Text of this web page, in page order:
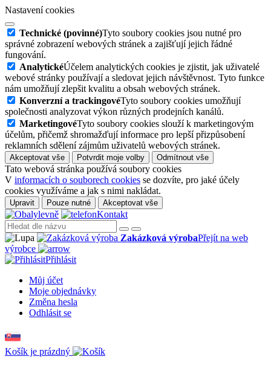
Nastavení cookies
Technické (povinné)Tyto soubory cookies jsou nutné pro
správné zobrazení webových stránek a zajišťují jejich řádné
fungování.
AnalytickéÚčelem analytických cookies je zjistit, jak uživatelé
webové stránky používají a sledovat jejich návštěvnost. Tyto funkce
nám umožňují zlepšit kvalitu a obsah webových stránek.
Konverzní a trackingovéTyto soubory cookies umožňují
společnosti analyzovat výkon různých prodejních kanálů.
MarketingovéTyto soubory cookies slouží k marketingovým
účelům, přičemž shromažďují informace pro lepší přizpůsobení
reklamních sdělení zájmům uživatelů webových stránek.
Akceptovat vše Potvrdit moje volby Odmítnout vše
Tato webová stránka používá soubory cookies
V informacích o souborech cookies se dozvíte, pro jaké účely
cookies využíváme a jak s nimi nakládat.
Upravit Pouze nutné Akceptovat vše
Kontakt
Zakázková výrobaPřejít na web
výrobce
Přihlásit
Můj účet
Moje objednávky
Změna hesla
Odhlásit se
Košík je prázdný